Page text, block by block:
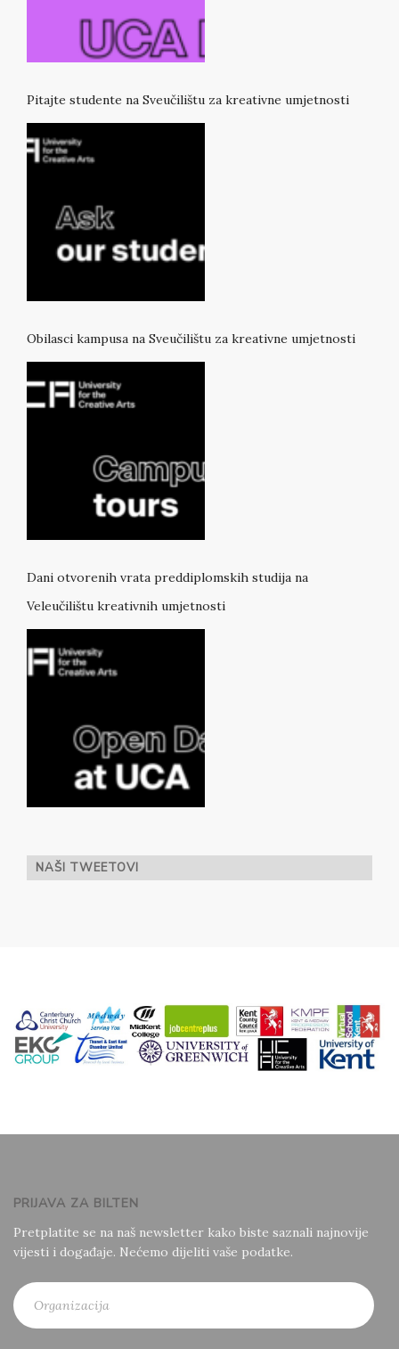
Pitajte studente na Sveučilištu za kreativne umjetnosti
Obilasci kampusa na Sveučilištu za kreativne umjetnosti
Dani otvorenih vrata preddiplomskih studija na
Veleučilištu kreativnih umjetnosti
NAŠI TWEETOVI
PRIJAVA ZA BILTEN
Pretplatite se na naš newsletter kako biste saznali najnovije
vijesti i događaje. Nećemo dijeliti vaše podatke.